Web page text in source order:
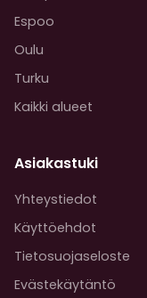
Espoo
Oulu
Turku
Kaikki alueet
Asiakastuki
Yhteystiedot
Käyttöehdot
Tietosuojaseloste
Evästekäytäntö